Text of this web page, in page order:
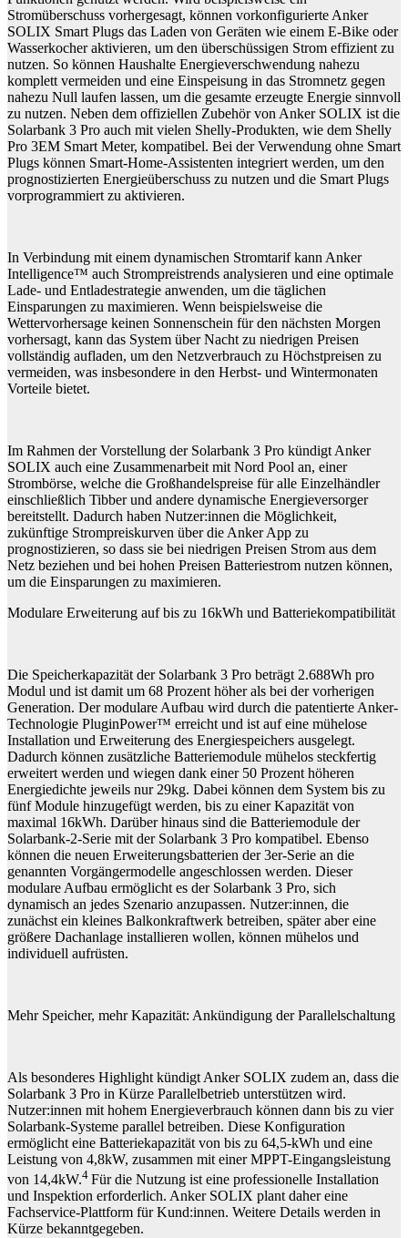
Stromüberschuss vorhergesagt, können vorkonfigurierte Anker
SOLIX Smart Plugs das Laden von Geräten wie einem E-Bike oder
Wasserkocher aktivieren, um den überschüssigen Strom effizient zu
nutzen. So können Haushalte Energieverschwendung nahezu
komplett vermeiden und eine Einspeisung in das Stromnetz gegen
nahezu Null laufen lassen, um die gesamte erzeugte Energie sinnvoll
zu nutzen. Neben dem offiziellen Zubehör von Anker SOLIX ist die
Solarbank 3 Pro auch mit vielen Shelly-Produkten, wie dem Shelly
Pro 3EM Smart Meter, kompatibel. Bei der Verwendung ohne Smart
Plugs können Smart-Home-Assistenten integriert werden, um den
prognostizierten Energieüberschuss zu nutzen und die Smart Plugs
vorprogrammiert zu aktivieren.
In Verbindung mit einem dynamischen Stromtarif kann Anker
Intelligence™ auch Strompreistrends analysieren und eine optimale
Lade- und Entladestrategie anwenden, um die täglichen
Einsparungen zu maximieren. Wenn beispielsweise die
Wettervorhersage keinen Sonnenschein für den nächsten Morgen
vorhersagt, kann das System über Nacht zu niedrigen Preisen
vollständig aufladen, um den Netzverbrauch zu Höchstpreisen zu
vermeiden, was insbesondere in den Herbst- und Wintermonaten
Vorteile bietet.
Im Rahmen der Vorstellung der Solarbank 3 Pro kündigt Anker
SOLIX auch eine Zusammenarbeit mit Nord Pool an, einer
Strombörse, welche die Großhandelspreise für alle Einzelhändler
einschließlich Tibber und andere dynamische Energieversorger
bereitstellt. Dadurch haben Nutzer:innen die Möglichkeit,
zukünftige Strompreiskurven über die Anker App zu
prognostizieren, so dass sie bei niedrigen Preisen Strom aus dem
Netz beziehen und bei hohen Preisen Batteriestrom nutzen können,
um die Einsparungen zu maximieren.
Modulare Erweiterung auf bis zu 16kWh und Batteriekompatibilität
Die Speicherkapazität der Solarbank 3 Pro beträgt 2.688Wh pro
Modul und ist damit um 68 Prozent höher als bei der vorherigen
Generation. Der modulare Aufbau wird durch die patentierte Anker-
Technologie PluginPower™ erreicht und ist auf eine mühelose
Installation und Erweiterung des Energiespeichers ausgelegt.
Dadurch können zusätzliche Batteriemodule mühelos steckfertig
erweitert werden und wiegen dank einer 50 Prozent höheren
Energiedichte jeweils nur 29kg. Dabei können dem System bis zu
fünf Module hinzugefügt werden, bis zu einer Kapazität von
maximal 16kWh. Darüber hinaus sind die Batteriemodule der
Solarbank-2-Serie mit der Solarbank 3 Pro kompatibel. Ebenso
können die neuen Erweiterungsbatterien der 3er-Serie an die
genannten Vorgängermodelle angeschlossen werden. Dieser
modulare Aufbau ermöglicht es der Solarbank 3 Pro, sich
dynamisch an jedes Szenario anzupassen. Nutzer:innen, die
zunächst ein kleines Balkonkraftwerk betreiben, später aber eine
größere Dachanlage installieren wollen, können mühelos und
individuell aufrüsten.
Mehr Speicher, mehr Kapazität: Ankündigung der Parallelschaltung
Als besonderes Highlight kündigt Anker SOLIX zudem an, dass die
Solarbank 3 Pro in Kürze Parallelbetrieb unterstützen wird.
Nutzer:innen mit hohem Energieverbrauch können dann bis zu vier
Solarbank-Systeme parallel betreiben. Diese Konfiguration
ermöglicht eine Batteriekapazität von bis zu 64,5-kWh und eine
Leistung von 4,8kW, zusammen mit einer MPPT-Eingangsleistung
von 14,4kW.4 Für die Nutzung ist eine professionelle Installation
und Inspektion erforderlich. Anker SOLIX plant daher eine
Fachservice-Plattform für Kund:innen. Weitere Details werden in
Kürze bekanntgegeben.